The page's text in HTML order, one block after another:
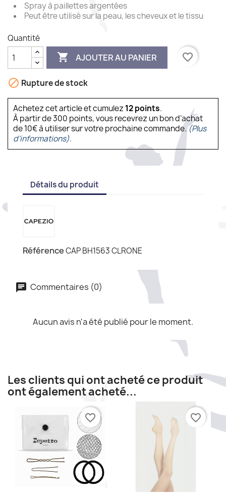
Spray à paillettes argentées
Peut être utilisé sur la peau, les cheveux et le tissu
Quantité
 AJOUTER AU PANIER favorite_border
 Rupture de stock
Achetez cet article et cumulez 12points.
À partir de 300 points, vous recevrez un bon d’achat
de 10€ à utiliser sur votre prochaine commande.(Plus
d'informations).
Détails du produit
RéférenceCAP BH1563 CLRONE
Commentaires (0)
Aucun avis n'a été publié pour le moment.
Les clients qui ont acheté ce produit
ont également acheté...
favorite_border favorite_border